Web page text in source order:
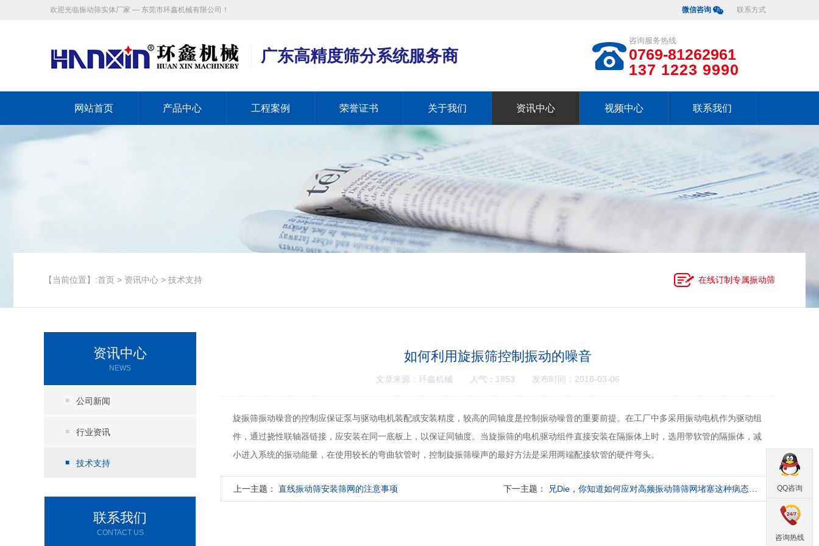
欢迎光临振动筛实体厂家 — 东莞市环鑫机械有限公司！ 微信咨询 联系方式
广东高精度筛分系统服务商
咨询服务热线
0769-81262961
137 1223 9990
网站首页 产品中心 工程案例 荣誉证书 关于我们 资讯中心 视频中心 联系我们
【当前位置】:首页 > 资讯中心 > 技术支持 在线订制专属振动筛
资讯中心
NEWS
公司新闻
行业资讯
技术支持
联系我们
CONTACT US
如何利用旋振筛控制振动的噪音
文章来源：环鑫机械 人气：1853 发布时间：2018-03-06
旋振筛振动噪音的控制应保证泵与驱动电机装配或安装精度，较高的同轴度是控制振动噪音的重要前提。在工厂中多采用振动电机作为驱动组
件，通过挠性联轴器链接，应安装在同一底板上，以保证同轴度。当旋振筛的电机驱动组件直接安装在隔振体上时，选用带软管的隔振体，减
小进入系统的振动能量，在使用较长的弯曲软管时，控制旋振筛噪声的最好方法是采用两端配接软管的硬件弯头。
上一主题： 直线振动筛安装筛网的注意事项 下一主题： 兄Die，你知道如何应对高频振动筛筛网堵塞这种病态吗？ QQ咨询
咨询热线